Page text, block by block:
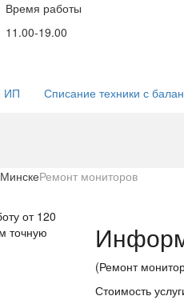
Время работы
11.00-19.00
ИП Списание техники с
Ремонт мониторов
от 120
точную
(Ремонт
Стоимость